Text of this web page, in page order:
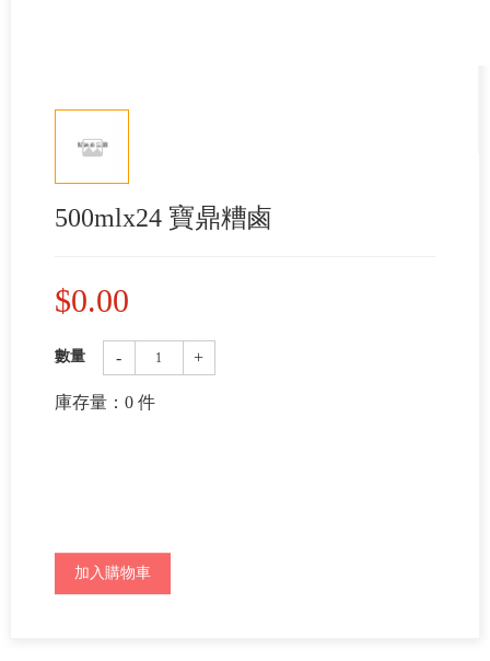
500mlx24 寶鼎糟鹵
$0.00
數量 - +
庫存量： 0件
加入購物車